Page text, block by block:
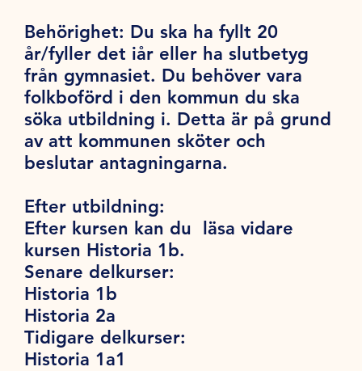
Behörighet: Du ska ha fyllt 20
år/fyller det iår eller ha slutbetyg
från gymnasiet. Du behöver vara
folkboförd i den kommun du ska
söka utbildning i. Detta är på grund
av att kommunen sköter och
beslutar antagningarna.
Efter utbildning:
Efter kursen kan du läsa vidare
kursen Historia 1b.
Senare delkurser:
Historia 1b
Historia 2a
Tidigare delkurser:
Historia 1a1